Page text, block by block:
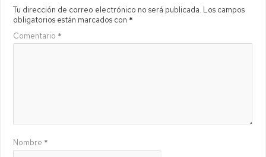
Tu dirección de correo electrónico no será publicada. Los campos
obligatorios están marcados con *
Comentario *
Nombre *